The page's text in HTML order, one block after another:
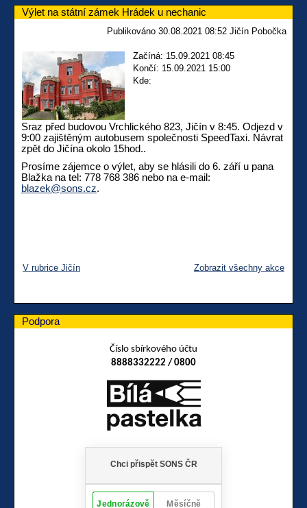
Výlet na státní zámek Hrádek u nechanic
Publikováno 30.08.2021 08:52 Jičín Pobočka
Začíná: 15.09.2021 08:45
Končí: 15.09.2021 15:00
Kde:
Sraz před budovou Vrchlického 823, Jičín v 8:45. Odjezd v
9:00 zajištěným autobusem společnosti SpeedTaxi. Návrat
zpět do Jičína okolo 15hod..
Prosíme zájemce o výlet, aby se hlásili do 6. září u pana
Blažka na tel: 778 768 386 nebo na e-mail:
blazek@sons.cz.
V rubrice Jičín Zobrazit všechny akce
Podpora
Číslo sbírkového účtu
8888332222 / 0800